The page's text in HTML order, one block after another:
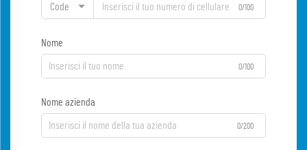
Code 0/100
Nome
0/100
Nome azienda
0/200